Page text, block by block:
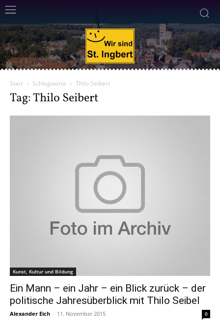
Start Schlagworte Thilo Seibert
Tag: Thilo Seibert
Kunst, Kultur und Bildung
Ein Mann – ein Jahr – ein Blick zurück – der
politische Jahresüberblick mit Thilo Seibel
Alexander Eich - 11. November 2015 0